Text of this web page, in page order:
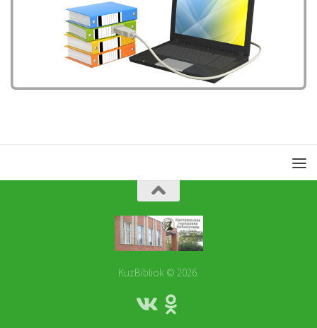
KuzBibliok © 2026.